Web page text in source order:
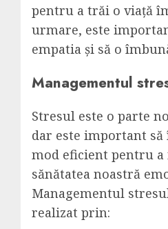
pentru a trăi o viață
urmare, este
empatia și să o
Managementul
Stresul este o parte
dar este important
mod eficient pentru a
sănătatea noastră
Managementul
realizat prin: